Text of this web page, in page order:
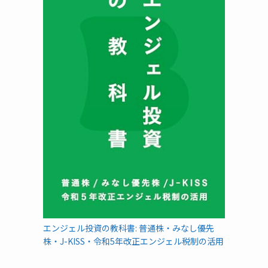
エンジェル投資の教科書: 普通株・みなし優先
株・J-KISS・令和5年改正エンジェル税制の活用